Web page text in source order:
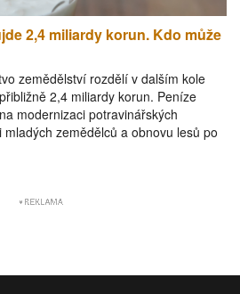
2,4 miliardy korun. Kdo může
zemědělství rozdělí v dalším kole
2,4 miliardy korun. Peníze
modernizaci potravinářských
zemědělců a obnovu lesů po